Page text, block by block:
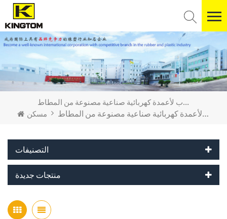
حشية مانعة للتسرب لأعمدة كهربائية صناعية مصنوعة من المطاط
مسكن
التصنيفات
منتجات جديدة